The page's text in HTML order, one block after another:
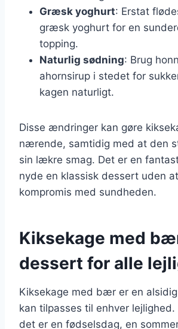
Græsk yoghurt: Erstat
græsk yoghurt for en
topping.
Naturlig sødning: Brug
ahornsirup i stedet for
kagen naturligt.
Disse ændringer kan gøre
nærende, samtidig med at den
sin lækre smag. Det er en
nyde en klassisk dessert uden
kompromis med sundheden.
Kiksekage med
dessert for alle
Kiksekage med bær er en
kan tilpasses til enhver lejlighed.
det er en fødselsdag, en